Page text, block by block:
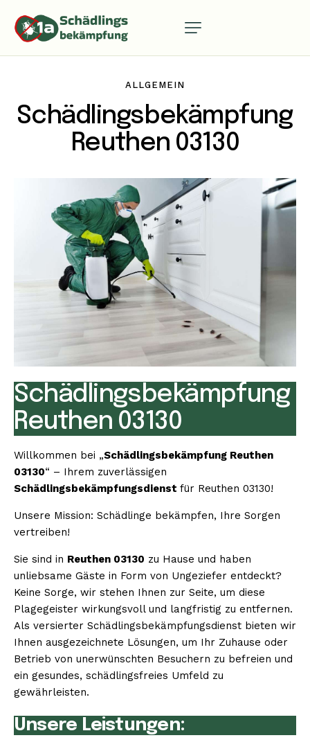
ALLGEMEIN
Schädlingsbekämpfung
Reuthen 03130
Schädlingsbekämpfung
Reuthen 03130
Willkommen bei „Schädlingsbekämpfung Reuthen
03130“ – Ihrem zuverlässigen
Schädlingsbekämpfungsdienst für Reuthen 03130!
Unsere Mission: Schädlinge bekämpfen, Ihre Sorgen
vertreiben!
Sie sind in Reuthen 03130 zu Hause und haben
unliebsame Gäste in Form von Ungeziefer entdeckt?
Keine Sorge, wir stehen Ihnen zur Seite, um diese
Plagegeister wirkungsvoll und langfristig zu entfernen.
Als versierter Schädlingsbekämpfungsdienst bieten wir
Ihnen ausgezeichnete Lösungen, um Ihr Zuhause oder
Betrieb von unerwünschten Besuchern zu befreien und
ein gesundes, schädlingsfreies Umfeld zu
gewährleisten.
Unsere Leistungen: